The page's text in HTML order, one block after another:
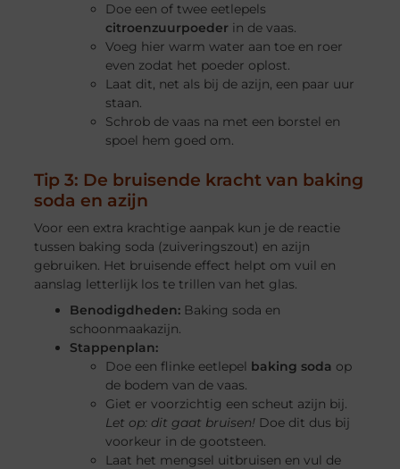
Doe een of twee eetlepels
citroenzuurpoeder in de vaas.
Voeg hier warm water aan toe en roer
even zodat het poeder oplost.
Laat dit, net als bij de azijn, een paar uur
staan.
Schrob de vaas na met een borstel en
spoel hem goed om.
Tip 3: De bruisende kracht van baking
soda en azijn
Voor een extra krachtige aanpak kun je de reactie
tussen baking soda (zuiveringszout) en azijn
gebruiken. Het bruisende effect helpt om vuil en
aanslag letterlijk los te trillen van het glas.
Benodigdheden: Baking soda en
schoonmaakazijn.
Stappenplan:
Doe een flinke eetlepel baking soda op
de bodem van de vaas.
Giet er voorzichtig een scheut azijn bij.
Let op: dit gaat bruisen! Doe dit dus bij
voorkeur in de gootsteen.
Laat het mengsel uitbruisen en vul de